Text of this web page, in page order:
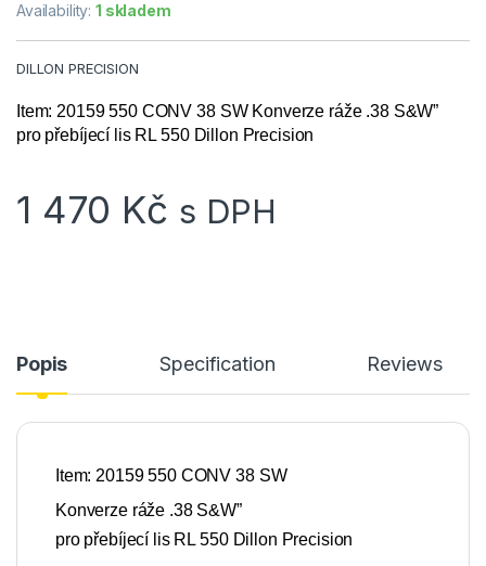
Availability:1 skladem
DILLON PRECISION
Item: 20159 550 CONV 38 SW Konverze ráže .38 S&W”
pro přebíjecí lis RL 550 Dillon Precision
1 470 Kč s DPH
Popis Specification Reviews
Item: 20159 550 CONV 38 SW
Konverze ráže .38 S&W”
pro přebíjecí lis RL 550 Dillon Precision